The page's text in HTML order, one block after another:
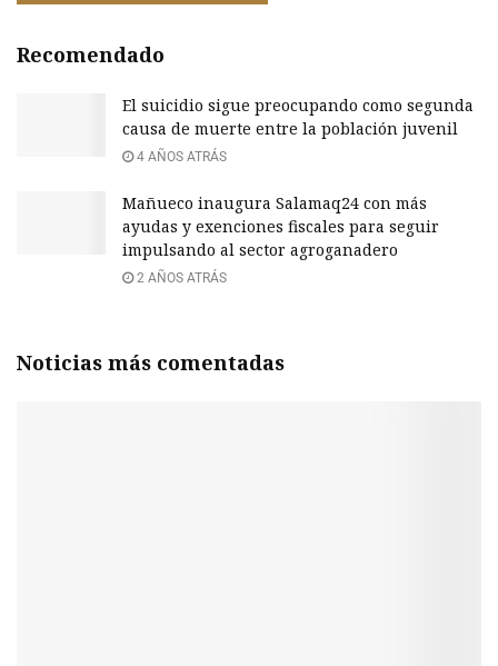
Recomendado
El suicidio sigue preocupando como segunda
causa de muerte entre la población juvenil
4 AÑOS ATRÁS
Mañueco inaugura Salamaq24 con más
ayudas y exenciones fiscales para seguir
impulsando al sector agroganadero
2 AÑOS ATRÁS
Noticias más comentadas